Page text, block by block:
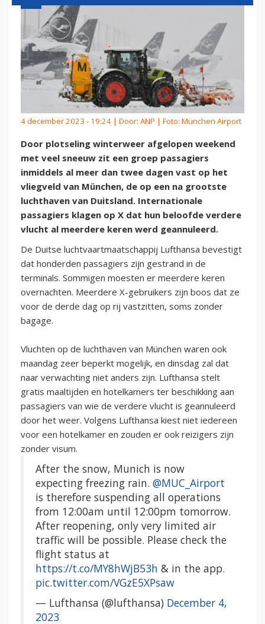
4 december 2023 - 19:24 | Door: ANP | Foto: München Airport
Door plotseling winterweer afgelopen weekend
met veel sneeuw zit een groep passagiers
inmiddels al meer dan twee dagen vast op het
vliegveld van München, de op een na grootste
luchthaven van Duitsland. Internationale
passagiers klagen op X dat hun beloofde verdere
vlucht al meerdere keren werd geannuleerd.
De Duitse luchtvaartmaatschappij Lufthansa bevestigt
dat honderden passagiers zijn gestrand in de
terminals. Sommigen moesten er meerdere keren
overnachten. Meerdere X-gebruikers zijn boos dat ze
voor de derde dag op rij vastzitten, soms zonder
bagage.
Vluchten op de luchthaven van München waren ook
maandag zeer beperkt mogelijk, en dinsdag zal dat
naar verwachting niet anders zijn. Lufthansa stelt
gratis maaltijden en hotelkamers ter beschikking aan
passagiers van wie de verdere vlucht is geannuleerd
door het weer. Volgens Lufthansa kiest niet iedereen
voor een hotelkamer en zouden er ook reizigers zijn
zonder visum.
After the snow, Munich is now
expecting freezing rain. @MUC_Airport
is therefore suspending all operations
from 12:00am until 12:00pm tomorrow.
After reopening, only very limited air
traffic will be possible. Please check the
flight status at
https://t.co/MY8hWjB53h & in the app.
pic.twitter.com/VGzE5XPsaw
— Lufthansa (@lufthansa) December 4,
2023